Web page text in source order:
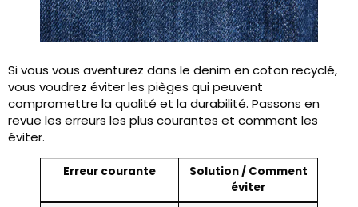
Si vous vous aventurez dans le denim en coton recyclé,
vous voudrez éviter les pièges qui peuvent
compromettre la qualité et la durabilité. Passons en
revue les erreurs les plus courantes et comment les
éviter.
Erreur courante
Solution / Comment
éviter